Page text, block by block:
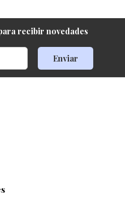
recibir novedades
Enviar